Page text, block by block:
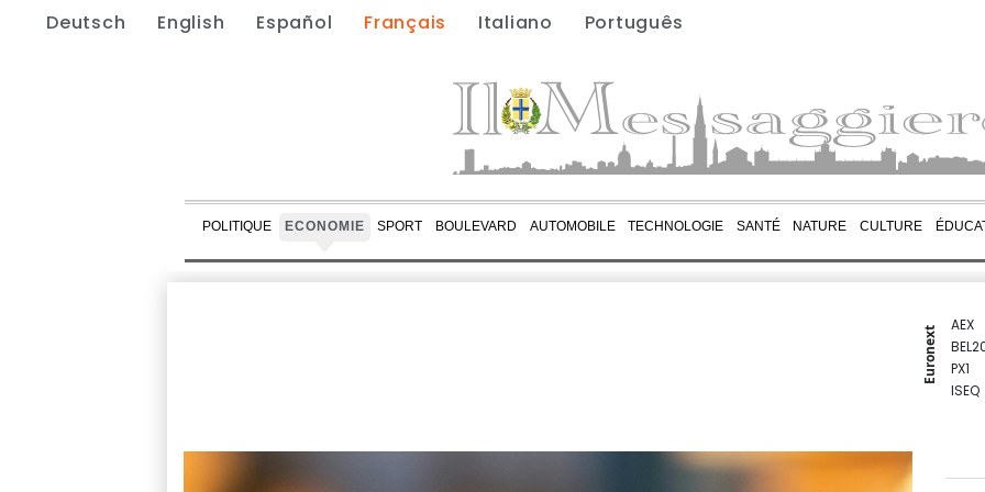
Deutsch English Español Français Italiano Português
POLITIQUE ECONOMIE SPORT BOULEVARD AUTOMOBILE TECHNOLOGIE SANTÉ NATURE CULTURE
Euronext
AEX
PX1
ISEQ